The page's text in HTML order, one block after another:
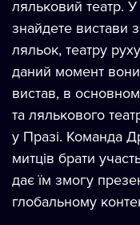
ляльковий театр.
знайдете вистави
ляльок, театру
даний момент
вистав, в
та лялькового
у Празі. Команда
митців брати
дає їм змогу
глобальному